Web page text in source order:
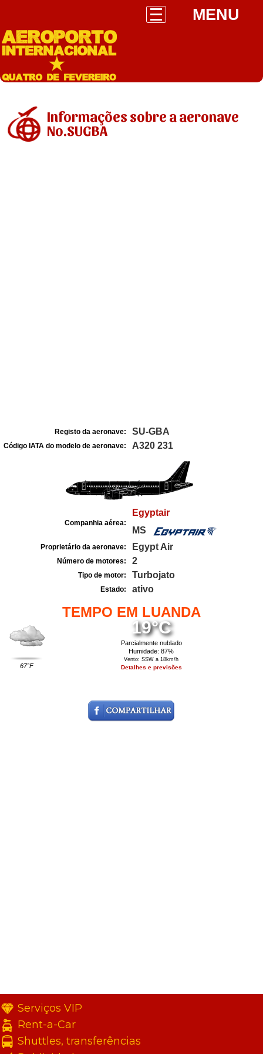
MENU
Informações sobre a aeronave
No.SUGBA
Registo da aeronave: SU-GBA
Código IATA do modelo de aeronave: A320 231
Companhia aérea:
Egyptair
MS
Proprietário da aeronave: Egypt Air
Número de motores: 2
Tipo de motor: Turbojato
Estado: ativo
TEMPO EM LUANDA
67°F
19°C
Parcialmente nublado
Humidade: 87%
Vento: SSW a 18km/h
Detalhes e previsões
Serviços VIP
Rent-a-Car
Shuttles, transferências